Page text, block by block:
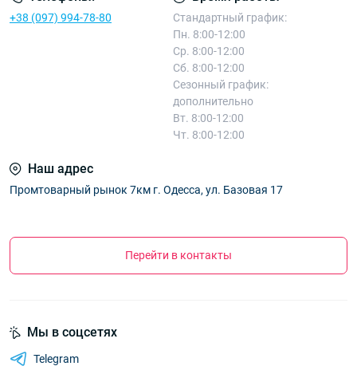
+38 (097) 994-78-80
Стандартный график:
Пн. 8:00-12:00
Ср. 8:00-12:00
Сб. 8:00-12:00
Сезонный график:
дополнительно
Вт. 8:00-12:00
Чт. 8:00-12:00
Наш адрес
Промтоварный рынок 7км г. Одесса, ул. Базовая 17
Перейти в контакты
Мы в соцсетях
Telegram